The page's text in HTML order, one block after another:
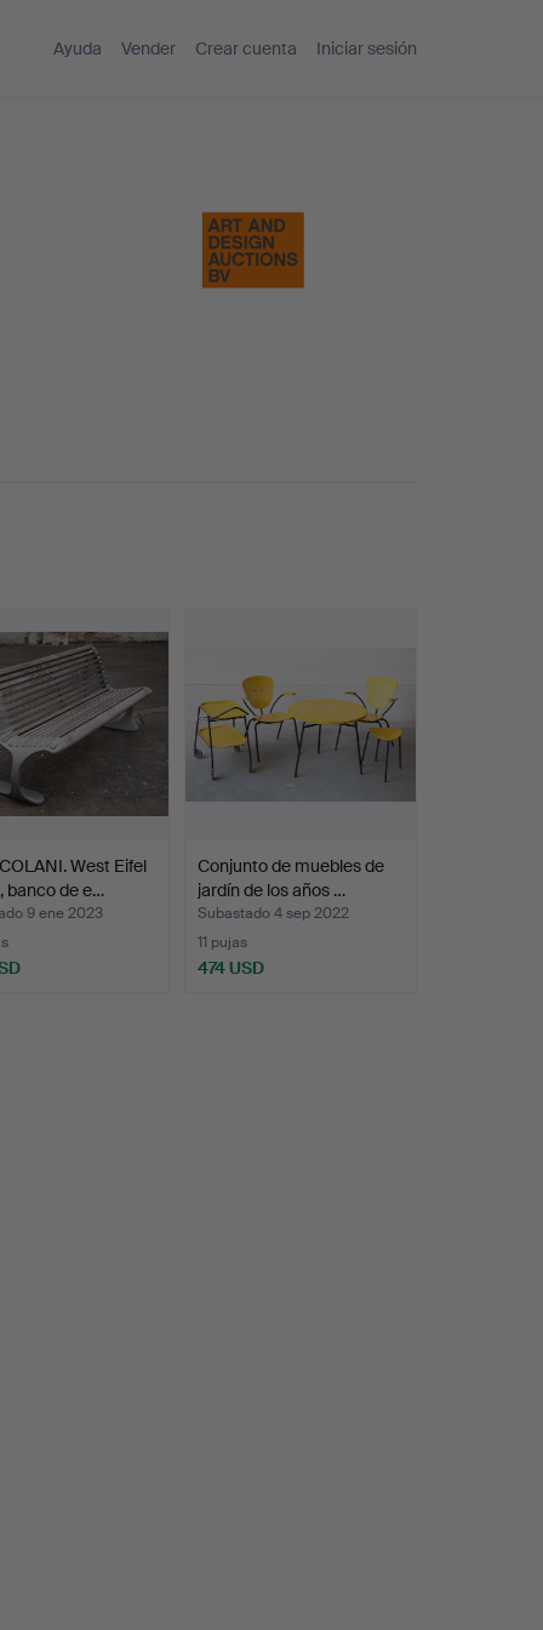
Ayuda Vender Crear cuenta Iniciar sesión
West Eifel
banco de e…
9 ene 2023
Conjunto de muebles de
jardín de los años …
Subastado 4 sep 2022
11 pujas
474 USD